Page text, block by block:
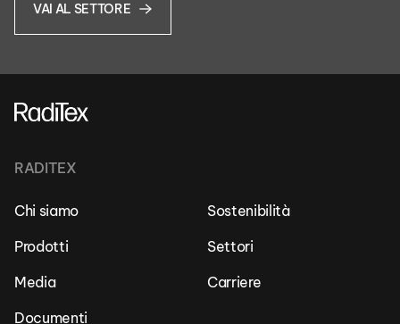
VAI AL SETTORE
RADITEX
Chi siamo
Sostenibilità
Prodotti
Settori
Media
Carriere
Documenti